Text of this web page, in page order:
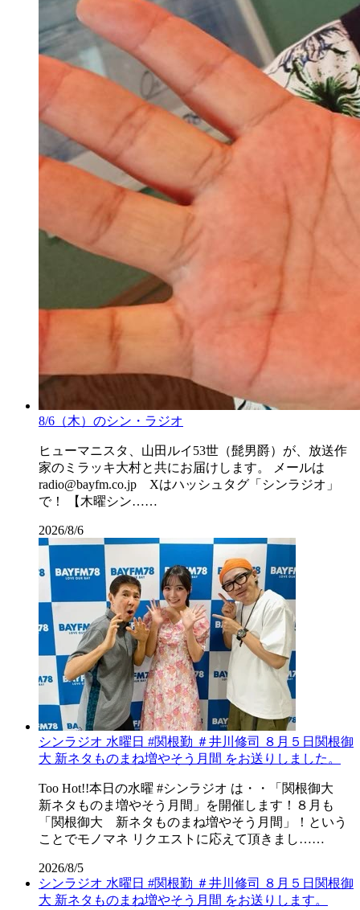
8/6（木）のシン・ラジオ
ヒューマニスタ、山田ルイ53世（髭男爵）が、放送作
家のミラッキ大村と共にお届けします。 メールは
radio@bayfm.co.jp Xはハッシュタグ「シンラジオ」
で！ 【木曜シン……
2026/8/6
シンラジオ 水曜日 #関根勤 ＃井川修司 ８月５日関根御
大 新ネタものまね増やそう月間 をお送りしました。
Too Hot!!本日の水曜 #シンラジオ は・・「関根御大
新ネタものま増やそう月間」を開催します！８月も
「関根御大 新ネタものまね増やそう月間」！という
ことでモノマネ リクエストに応えて頂きまし……
2026/8/5
シンラジオ 水曜日 #関根勤 ＃井川修司 ８月５日関根御
大 新ネタものまね増やそう月間 をお送りします。